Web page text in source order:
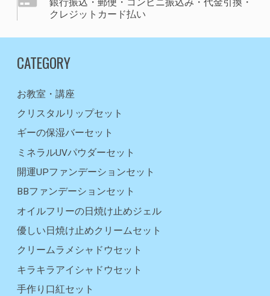
銀行振込・郵便・コンビニ振込み・代金引換・
クレジットカード払い
CATEGORY
お教室・講座
クリスタルリップセット
ギーの保湿バーセット
ミネラルUVパウダーセット
開運UPファンデーションセット
BBファンデーションセット
オイルフリーの日焼け止めジェル
優しい日焼け止めクリームセット
クリームラメシャドウセット
キラキラアイシャドウセット
手作り口紅セット